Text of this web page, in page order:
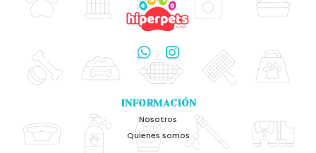
INFORMACIÓN
Nosotros
Quienes somos